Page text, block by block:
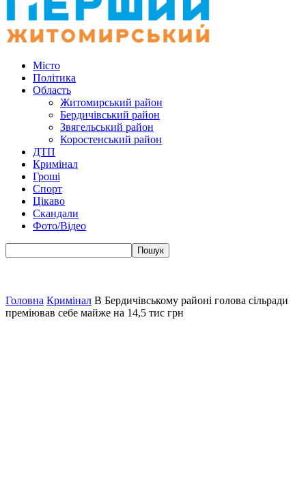
Місто
Політика
Область
Житомирський район
Бердичівський район
Звягельський район
Коростенський район
ДТП
Кримінал
Гроші
Спорт
Цікаво
Скандали
Фото/Відео
Головна Кримінал В Бердичівському районі голова сільради
преміював себе майже на 14,5 тис грн